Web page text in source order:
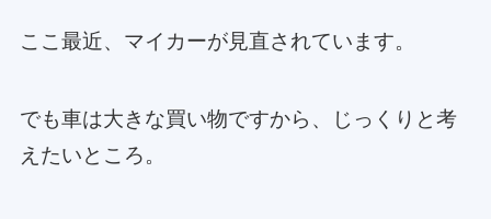
ここ最近、マイカーが見直されています。
でも車は大きな買い物ですから、じっくりと考
えたいところ。